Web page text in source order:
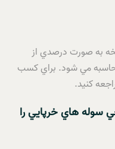
به صورت درصدي از
مي شود. براي کسب
کنيد.
سوله هاي خرپايي را